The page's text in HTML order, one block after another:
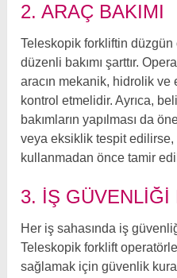
2. ARAÇ BAKIMI
Teleskopik forkliftin düzgün
düzenli bakımı şarttır.
aracın mekanik, hidrolik
kontrol etmelidir. Ayrıca,
bakımların yapılması da
veya eksiklik tespit
kullanmadan önce tamir
3. İŞ GÜVENLIĞI
Her iş sahasında iş
Teleskopik forklift
sağlamak için güvenlik